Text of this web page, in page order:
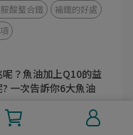
酸螯合鐵
補鐵的好處
？魚油加上Q10的益
一次告訴你6大魚油
酶Q10